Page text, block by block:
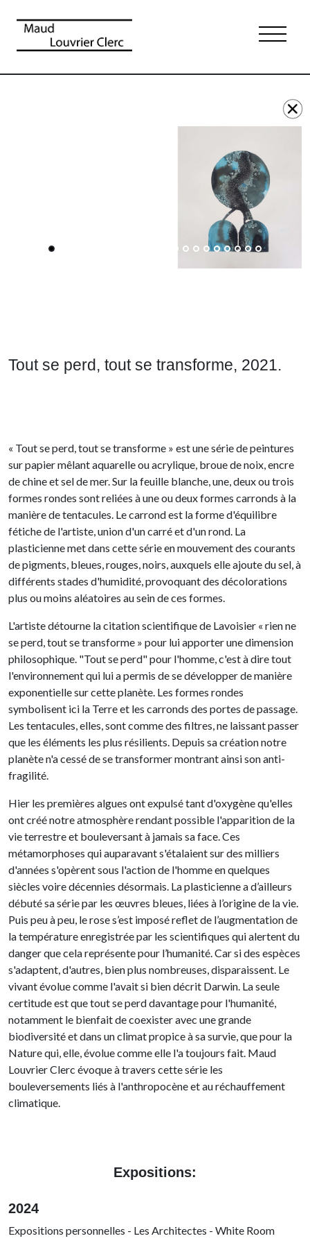
Tout se perd, tout se transforme, 2021.
« Tout se perd, tout se transforme » est une série de peintures
sur papier mêlant aquarelle ou acrylique, broue de noix, encre
de chine et sel de mer. Sur la feuille blanche, une, deux ou trois
formes rondes sont reliées à une ou deux formes carronds à la
manière de tentacules. Le carrond est la forme d'équilibre
fétiche de l'artiste, union d'un carré et d'un rond. La
plasticienne met dans cette série en mouvement des courants
de pigments, bleues, rouges, noirs, auxquels elle ajoute du sel, à
différents stades d'humidité, provoquant des décolorations
plus ou moins aléatoires au sein de ces formes.
L'artiste détourne la citation scientifique de Lavoisier « rien ne
se perd, tout se transforme » pour lui apporter une dimension
philosophique. "Tout se perd" pour l'homme, c'est à dire tout
l'environnement qui lui a permis de se développer de manière
exponentielle sur cette planète. Les formes rondes
symbolisent ici la Terre et les carronds des portes de passage.
Les tentacules, elles, sont comme des filtres, ne laissant passer
que les éléments les plus résilients. Depuis sa création notre
planète n'a cessé de se transformer montrant ainsi son anti-
fragilité.
Hier les premières algues ont expulsé tant d'oxygène qu'elles
ont créé notre atmosphère rendant possible l'apparition de la
vie terrestre et bouleversant à jamais sa face. Ces
métamorphoses qui auparavant s'étalaient sur des milliers
d'années s'opèrent sous l'action de l'homme en quelques
siècles voire décennies désormais. La plasticienne a d’ailleurs
débuté sa série par les œuvres bleues, liées à l’origine de la vie.
Puis peu à peu, le rose s’est imposé reflet de l’augmentation de
la température enregistrée par les scientifiques qui alertent du
danger que cela représente pour l’humanité. Car si des espèces
s'adaptent, d'autres, bien plus nombreuses, disparaissent. Le
vivant évolue comme l'avait si bien décrit Darwin. La seule
certitude est que tout se perd davantage pour l'humanité,
notamment le bienfait de coexister avec une grande
biodiversité et dans un climat propice à sa survie, que pour la
Nature qui, elle, évolue comme elle l'a toujours fait. Maud
Louvrier Clerc évoque à travers cette série les
bouleversements liés à l'anthropocène et au réchauffement
climatique.
Expositions:
2024
Expositions personnelles - Les Architectes - White Room